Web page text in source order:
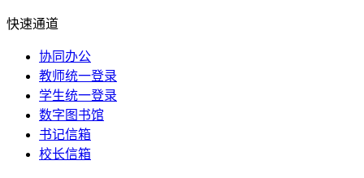
快速通道
协同办公
教师统一登录
学生统一登录
数字图书馆
书记信箱
校长信箱